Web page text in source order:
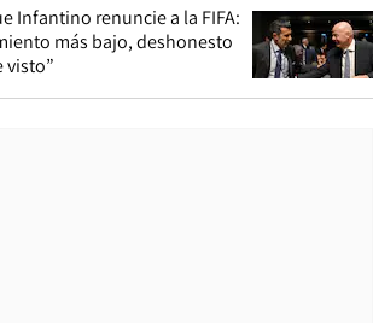
Infantino renuncie a la FIFA:
más bajo, deshonesto
visto”